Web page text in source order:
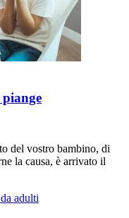
del vostro bambino, di
la causa, è arrivato il